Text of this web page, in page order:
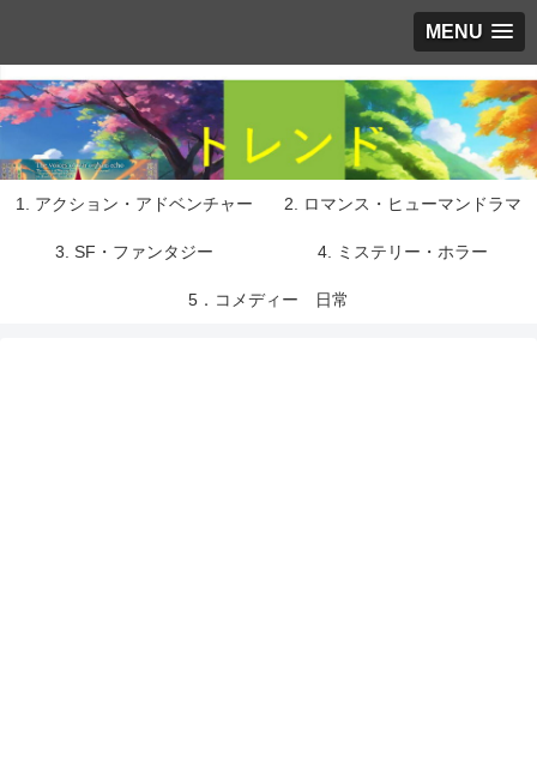
MENU
1. アクション・アドベンチャー 2. ロマンス・ヒューマンドラマ
3. SF・ファンタジー 4. ミステリー・ホラー
5．コメディー 日常